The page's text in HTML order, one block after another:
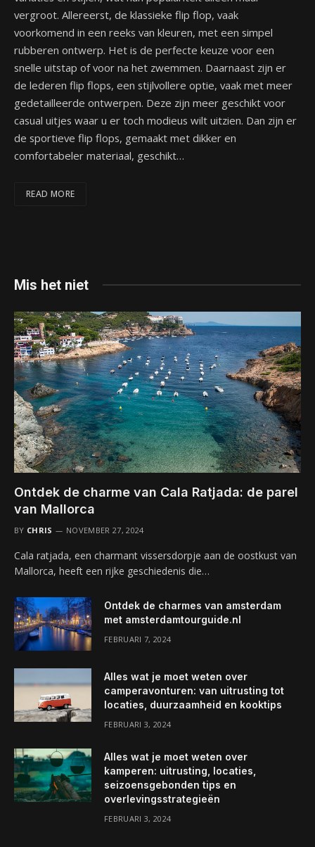
vergroot. Allereerst, de klassieke flip flop, vaak
voorkomend in een reeks van kleuren, met een simpel
rubberen ontwerp. Het is de perfecte keuze voor een
snelle uitstap of voor na het zwemmen. Daarnaast zijn er
de lederen flip flops, een stijlvollere optie, vaak met meer
gedetailleerde ontwerpen. Deze zijn meer geschikt voor
casual uitjes waar u er toch modieus wilt uitzien. Dan zijn er
de sportieve flip flops, gemaakt met dikker en
comfortabeler materiaal, geschikt…
READ MORE
Mis het niet
Ontdek de charme van Cala Ratjada: de parel
van Mallorca
BY CHRIS NOVEMBER 27, 2024
Cala ratjada, een charmant vissersdorpje aan de oostkust van
Mallorca, heeft een rijke geschiedenis die…
Ontdek de charmes van amsterdam
met amsterdamtourguide.nl
FEBRUARI 7, 2024
Alles wat je moet weten over
camperavonturen: van uitrusting tot
locaties, duurzaamheid en kooktips
FEBRUARI 3, 2024
Alles wat je moet weten over
kamperen: uitrusting, locaties,
seizoensgebonden tips en
overlevingsstrategieën
FEBRUARI 3, 2024